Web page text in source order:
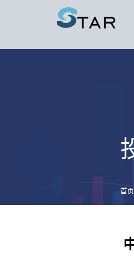
首页